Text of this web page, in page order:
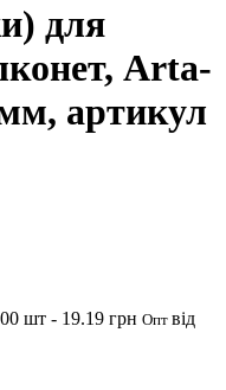
для
Arta-
артикул
шт - 19.19 грн Опт від